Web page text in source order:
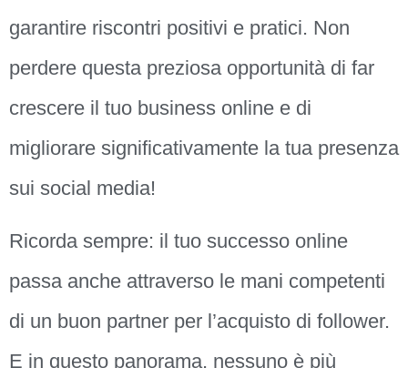
garantire riscontri positivi e pratici. Non
perdere questa preziosa opportunità di far
crescere il tuo business online e di
migliorare significativamente la tua presenza
sui social media!
Ricorda sempre: il tuo successo online
passa anche attraverso le mani competenti
di un buon partner per l’acquisto di follower.
E in questo panorama, nessuno è più